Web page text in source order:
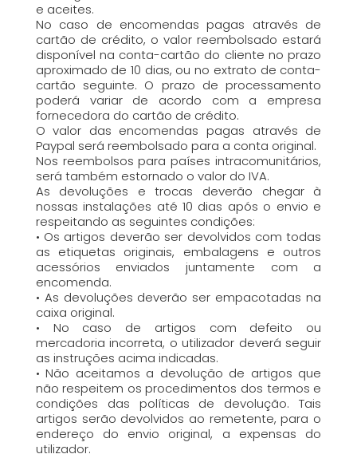
e aceites.
No caso de encomendas pagas através de
cartão de crédito, o valor reembolsado estará
disponível na conta-cartão do cliente no prazo
aproximado de 10 dias, ou no extrato de conta-
cartão seguinte. O prazo de processamento
poderá variar de acordo com a empresa
fornecedora do cartão de crédito.
O valor das encomendas pagas através de
Paypal será reembolsado para a conta original.
Nos reembolsos para países intracomunitários,
será também estornado o valor do IVA.
As devoluções e trocas deverão chegar à
nossas instalações até 10 dias após o envio e
respeitando as seguintes condições:
• Os artigos deverão ser devolvidos com todas
as etiquetas originais, embalagens e outros
acessórios enviados juntamente com a
encomenda.
• As devoluções deverão ser empacotadas na
caixa original.
• No caso de artigos com defeito ou
mercadoria incorreta, o utilizador deverá seguir
as instruções acima indicadas.
• Não aceitamos a devolução de artigos que
não respeitem os procedimentos dos termos e
condições das políticas de devolução. Tais
artigos serão devolvidos ao remetente, para o
endereço do envio original, a expensas do
utilizador.